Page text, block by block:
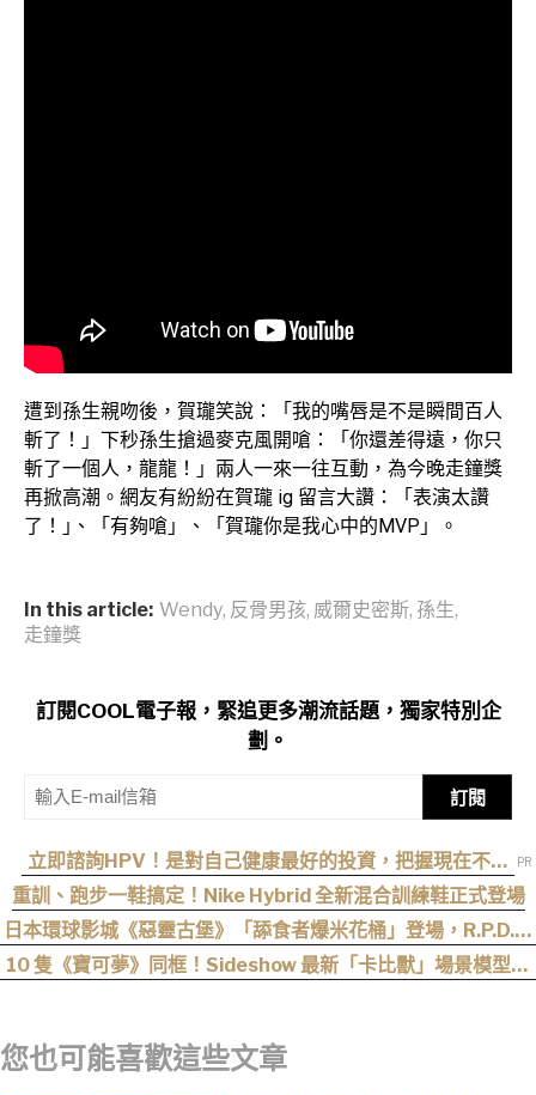
遭到孫生親吻後，賀瓏笑說：「我的嘴唇是不是瞬間百人
斬了！」下秒孫生搶過麥克風開嗆：「你還差得遠，你只
斬了一個人，龍龍！」兩人一來一往互動，為今晚走鐘獎
再掀高潮。網友有紛紛在賀瓏 ig 留言大讚：「表演太讚
了！｣、「有夠嗆」、「賀瓏你是我心中的MVP」。
In this article: Wendy, 反骨男孩, 威爾史密斯, 孫生,
走鐘獎
訂閱COOL電子報，緊追更多潮流話題，獨家特別企
劃。
訂閱
立即諮詢HPV！是對自己健康最好的投資，把握現在不嫌
晚！
重訓、跑步一鞋搞定！Nike Hybrid 全新混合訓練鞋正式登場
日本環球影城《惡靈古堡》「舔食者爆米花桶」登場，R.P.D.制
服周邊同步公開
10 隻《寶可夢》同框！Sideshow 最新「卡比獸」場景模型開
您也可能喜歡這些文章